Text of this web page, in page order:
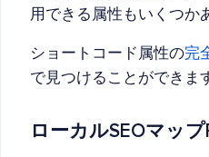
用できる属性もいくつか
ショートコード属性の完
で見つけることができま
ローカルSEOマップ